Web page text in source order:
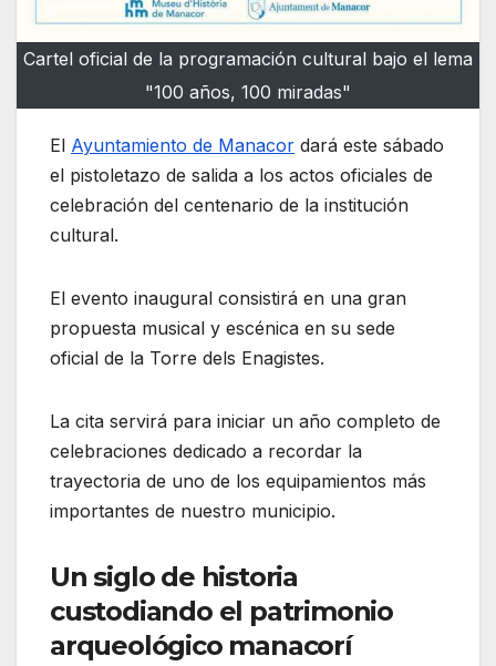
Cartel oficial de la programación cultural bajo el lema
"100 años, 100 miradas"
El Ayuntamiento de Manacor dará este sábado
el pistoletazo de salida a los actos oficiales de
celebración del centenario de la institución
cultural.
El evento inaugural consistirá en una gran
propuesta musical y escénica en su sede
oficial de la Torre dels Enagistes.
La cita servirá para iniciar un año completo de
celebraciones dedicado a recordar la
trayectoria de uno de los equipamientos más
importantes de nuestro municipio.
Un siglo de historia
custodiando el patrimonio
arqueológico manacorí